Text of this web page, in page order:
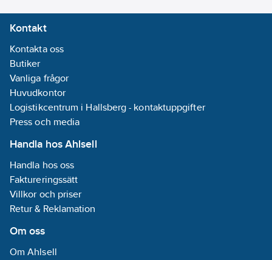
Kontakt
Kontakta oss
Butiker
Vanliga frågor
Huvudkontor
Logistikcentrum i Hallsberg - kontaktuppgifter
Press och media
Handla hos Ahlsell
Handla hos oss
Faktureringssätt
Villkor och priser
Retur & Reklamation
Om oss
Om Ahlsell